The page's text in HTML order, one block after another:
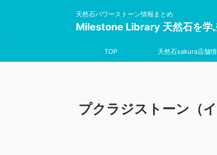
天然石パワーストーン情報まとめ
Milestone Library 天然石を学
TOP 天然石sakura店舗
プクラジストーン（